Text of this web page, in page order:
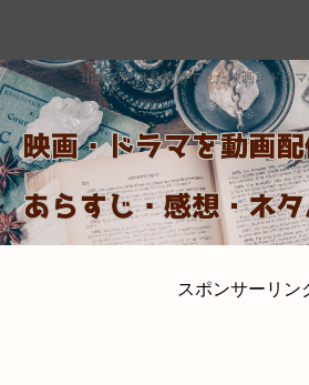
出来るだけ見放題で見た映画・ドラ
スポンサーリン